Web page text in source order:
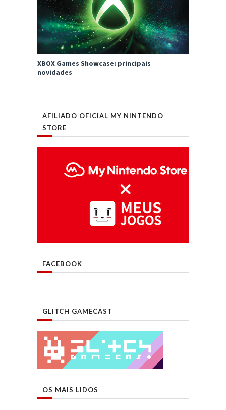
XBOX Games Showcase: principais
novidades
AFILIADO OFICIAL MY NINTENDO
STORE
FACEBOOK
GLITCH GAMECAST
OS MAIS LIDOS